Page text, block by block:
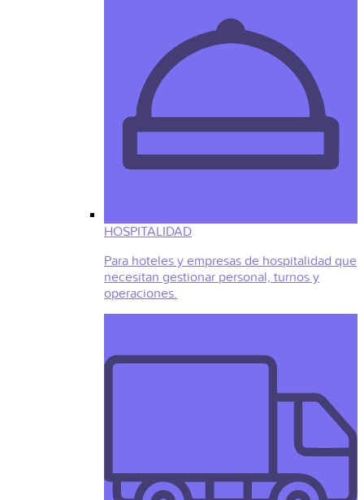
HOSPITALIDAD
Para hoteles y empresas de hospitalidad que
necesitan gestionar personal, turnos y
operaciones.